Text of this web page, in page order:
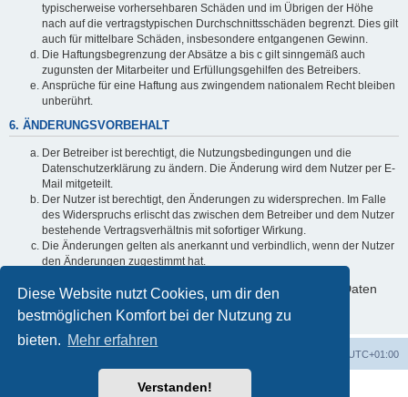
Diese Website nutzt Cookies, um dir den
bestmöglichen Komfort bei der Nutzung zu
bieten. Mehr erfahren
Verstanden!
typischerweise vorhersehbaren Schäden und im Übrigen der Höhe
nach auf die vertragstypischen Durchschnittsschäden begrenzt. Dies gilt
auch für mittelbare Schäden, insbesondere entgangenen Gewinn.
Die Haftungsbegrenzung der Absätze a bis c gilt sinngemäß auch
zugunsten der Mitarbeiter und Erfüllungsgehilfen des Betreibers.
Ansprüche für eine Haftung aus zwingendem nationalem Recht bleiben
unberührt.
6. ÄNDERUNGSVORBEHALT
Der Betreiber ist berechtigt, die Nutzungsbedingungen und die
Datenschutzerklärung zu ändern. Die Änderung wird dem Nutzer per E-
Mail mitgeteilt.
Der Nutzer ist berechtigt, den Änderungen zu widersprechen. Im Falle
des Widerspruchs erlischt das zwischen dem Betreiber und dem Nutzer
bestehende Vertragsverhältnis mit sofortiger Wirkung.
Die Änderungen gelten als anerkannt und verbindlich, wenn der Nutzer
den Änderungen zugestimmt hat.
Informationen über den Umgang mit deinen persönlichen Daten
sind in der Datenschutzerklärung enthalten.
UTC+01:00
Powered byphpBB® Forum Software © phpBB Limited